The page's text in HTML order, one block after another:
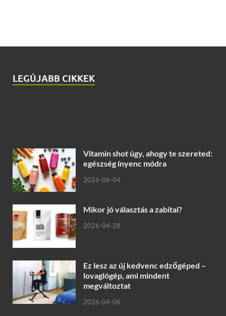
LEGÚJABB CIKKEK
Vitamin shot úgy, ahogy te szereted:
egészség ínyenc módra
2026-06-04
Mikor jó választás a zabital?
2026-04-28
Ez lesz az új kedvenc edzőgéped –
lovaglógép, ami mindent
megváltoztat
2026-04-06